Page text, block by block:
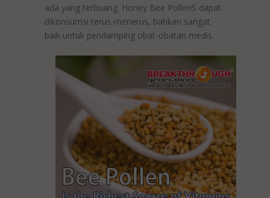
ada yang terbuang. Honey Bee PollenS dapat
dikonsumsi terus-menerus, bahkan sangat
baik untuk pendamping obat-obatan medis.